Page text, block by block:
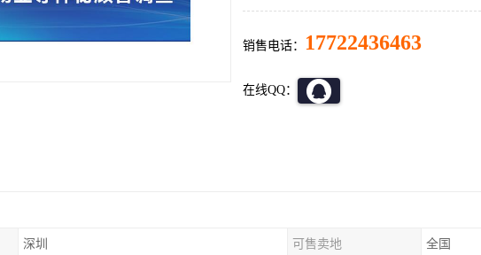
销售电话： 17722436463
在线QQ：
深圳 可售卖地 全国